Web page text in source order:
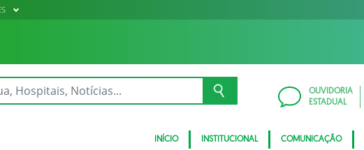
OUVIDORIA
ESTADUAL
INÍCIO INSTITUCIONAL COMUNICAÇÃO